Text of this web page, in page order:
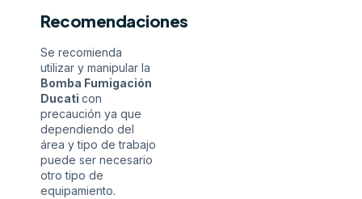
Recomendaciones
Se recomienda
utilizar y manipular la
Bomba Fumigación
Ducati con
precaución ya que
dependiendo del
área y tipo de trabajo
puede ser necesario
otro tipo de
equipamiento.